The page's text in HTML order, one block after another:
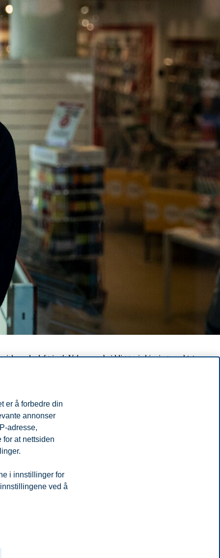
markedsføring’. Velascos arbeid ligger i skjæringspunktet
er å forbedre din
annonser
adresse,
for at nettsiden
i innstillinger for
ved å